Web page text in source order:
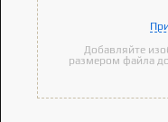
Добавляйте
размером файла